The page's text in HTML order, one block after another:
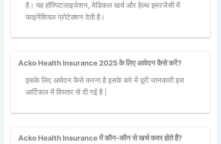
है। यह हॉस्पिटलाइजेशन, मेडिकल खर्च और हेल्थ इमरजेंसी में
फाइनेंशियल प्रोटेक्शन देती है।
Acko Health Insurance 2025 के लिए आवेदन कैसे करें?
इसके लिए आवेदन कैसे करना है इसके बारे में पूरी जानकारी इस
आर्टिकल में विस्तार से दी गई है |
Acko Health Insurance में कौन-कौन से खर्च कवर होते हैं?